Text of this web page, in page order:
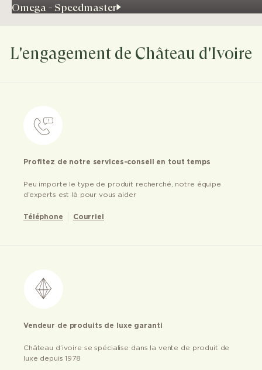
Omega - Speedmaster
L'engagement de Château d'Ivoire
Profitez de notre services-conseil en tout temps
Peu importe le type de produit recherché, notre équipe
d’experts est là pour vous aider
Téléphone Courriel
Vendeur de produits de luxe garanti
Château d’ivoire se spécialise dans la vente de produit de
luxe depuis 1978